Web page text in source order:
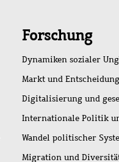
Forschung
Dynamiken sozialer
Markt und Entscheidung
Digitalisierung und
Internationale Politik
Wandel politischer
Migration und